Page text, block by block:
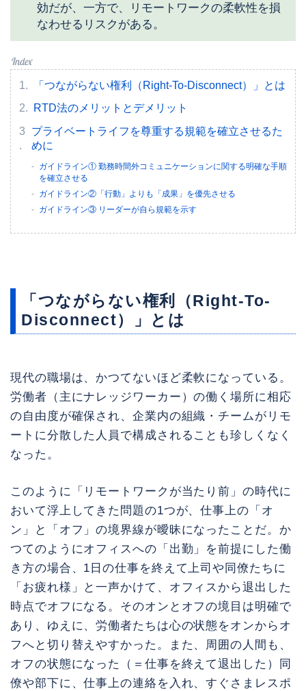
効だが、一方で、リモートワークの柔軟性を損
なわせるリスクがある。
「つながらない権利（Right-To-Disconnect）」とは
RTD法のメリットとデメリット
プライベートライフを尊重する規範を確立させるた
めに
ガイドライン① 勤務時間外コミュニケーションに関する明確な手順
を確立させる
ガイドライン②「行動」よりも「成果」を優先させる
ガイドライン③ リーダーが自ら規範を示す
「つながらない権利（Right-To-
Disconnect）」とは
現代の職場は、かつてないほど柔軟になっている。
労働者（主にナレッジワーカー）の働く場所に相応
の自由度が確保され、企業内の組織・チームがリモ
ートに分散した人員で構成されることも珍しくなく
なった。
このように「リモートワークが当たり前」の時代に
おいて浮上してきた問題の1つが、仕事上の「オ
ン」と「オフ」の境界線が曖昧になったことだ。か
つてのようにオフィスへの「出勤」を前提にした働
き方の場合、1日の仕事を終えて上司や同僚たちに
「お疲れ様」と一声かけて、オフィスから退出した
時点でオフになる。そのオンとオフの境目は明確で
あり、ゆえに、労働者たちは心の状態をオンからオ
フへと切り替えやすかった。また、周囲の人間も、
オフの状態になった（＝仕事を終えて退出した）同
僚や部下に、仕事上の連絡を入れ、すぐさまレスポ